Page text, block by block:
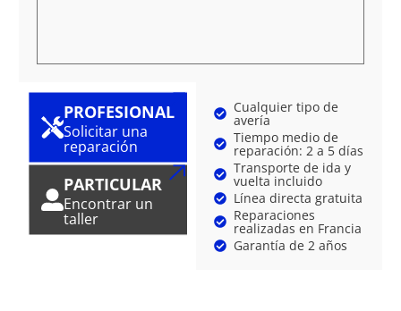
PROFESIONAL
Solicitar una
reparación
PARTICULAR
Encontrar un
taller
Cualquier tipo de
avería
Tiempo medio de
reparación: 2 a 5 días
Transporte de ida y
vuelta incluido
Línea directa gratuita
Reparaciones
realizadas en Francia
Garantía de 2 años